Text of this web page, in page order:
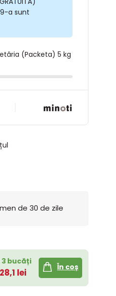
a sunt
(Packeta) 5 kg
de 30 de zile
3 bucăți
lei
În coș